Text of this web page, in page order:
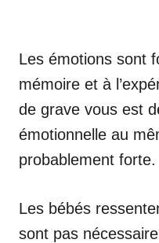
Les émotions sont
mémoire et à
de grave vous est
émotionnelle au
probablement forte.
Les bébés
sont pas